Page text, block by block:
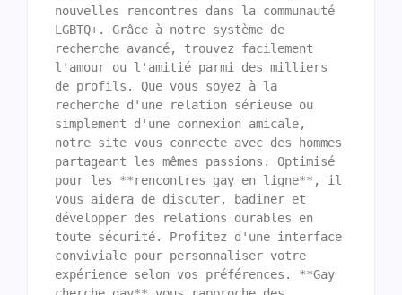
nouvelles rencontres dans la communauté
LGBTQ+. Grâce à notre système de
recherche avancé, trouvez facilement
l'amour ou l'amitié parmi des milliers
de profils. Que vous soyez à la
recherche d'une relation sérieuse ou
simplement d'une connexion amicale,
notre site vous connecte avec des hommes
partageant les mêmes passions. Optimisé
pour les **rencontres gay en ligne**, il
vous aidera de discuter, badiner et
développer des relations durables en
toute sécurité. Profitez d'une interface
conviviale pour personnaliser votre
expérience selon vos préférences. **Gay